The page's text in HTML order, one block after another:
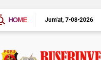
HOME
Jum'at 7•08•2026